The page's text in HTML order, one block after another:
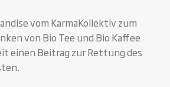
vom KarmaKollektiv zum
von Bio Tee und Bio Kaffee
einen Beitrag zur Rettung des